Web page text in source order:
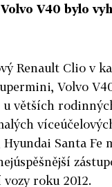
V40 bylo
Renault Clio v
Volvo
u větších
Hyundai Santa
vozy roku 2012.